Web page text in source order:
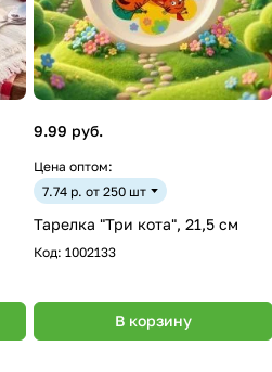
9.99 руб.
Цена оптом:
7.74 р. от 250 шт
Тарелка "Три кота", 21,5 см
Код: 1002133
В корзину